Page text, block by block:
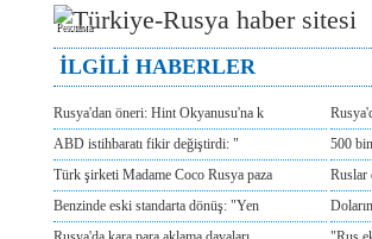
Реклама
İLGİLİ HABERLER
Rusya'dan öneri: Hint Okyanusu'na k
ABD istihbaratı fikir değiştirdi: "
500
Türk şirketi Madame Coco Rusya paza
Ruslar
Benzinde eski standarta dönüş: "Yen